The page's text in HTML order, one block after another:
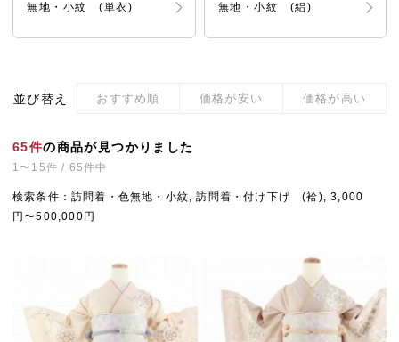
無地・小紋 (単衣) 無地・小紋 (絽)
65件の商品が見つかりました
1〜15件 / 65件中
並び替え おすすめ順 価格が安い 価格が高い
検索条件：訪問着・色無地・小紋, 訪問着・付け下げ (袷), 3,000
円〜500,000円